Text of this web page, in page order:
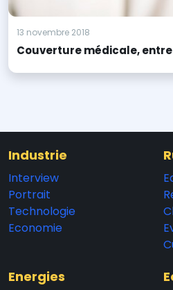
13 novembre 2018
Couverture médicale,
Industrie
Interview
Portrait
Technologie
Economie
Energies